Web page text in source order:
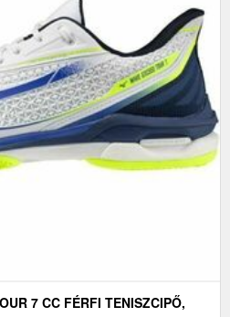
7 CC FÉRFI TENISZCIPŐ,